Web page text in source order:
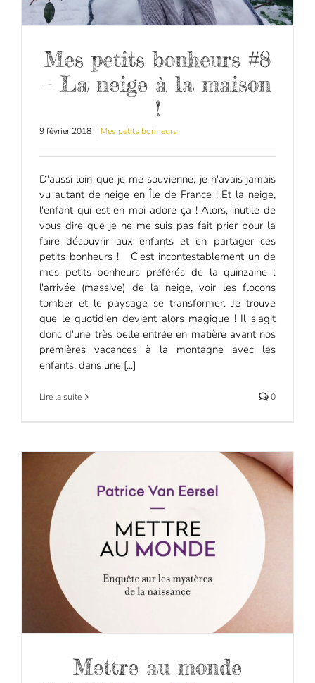
Mes petits bonheurs #8
– La neige à la maison
!
9 février 2018 | Mes petits bonheurs
D'aussi loin que je me souvienne, je n'avais jamais
vu autant de neige en Île de France ! Et la neige,
l'enfant qui est en moi adore ça ! Alors, inutile de
vous dire que je ne me suis pas fait prier pour la
faire découvrir aux enfants et en partager ces
petits bonheurs ! C'est incontestablement un de
mes petits bonheurs préférés de la quinzaine :
l'arrivée (massive) de la neige, voir les flocons
tomber et le paysage se transformer. Je trouve
que le quotidien devient alors magique ! Il s'agit
donc d'une très belle entrée en matière avant nos
premières vacances à la montagne avec les
enfants, dans une [...]
Lire la suite 0
Mettre au monde